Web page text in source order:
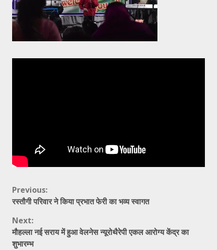
Continue
Previous:
रस्तौगी परिवार ने किया प्रभात फेरी का भव्य स्वागत
Next:
मौहल्ला नई सराय में हुआ वेलनेस न्यूरोथैरेपी एकल आरोग्य केंद्र का
शुभारम्भ